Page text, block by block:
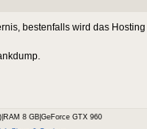
bestenfalls wird das
8 GB|GeForce GTX 960